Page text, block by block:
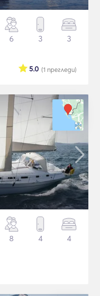
6 3 3
(1 прегледи)
5.0
8 4 4